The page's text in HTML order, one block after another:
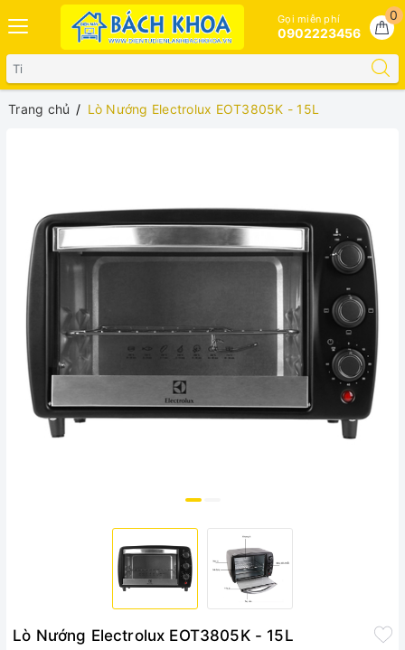
0
Gọi miễn phí
0902223456
Trang chủ Lò Nướng Electrolux EOT3805K - 15L
Lò Nướng Electrolux EOT3805K - 15L